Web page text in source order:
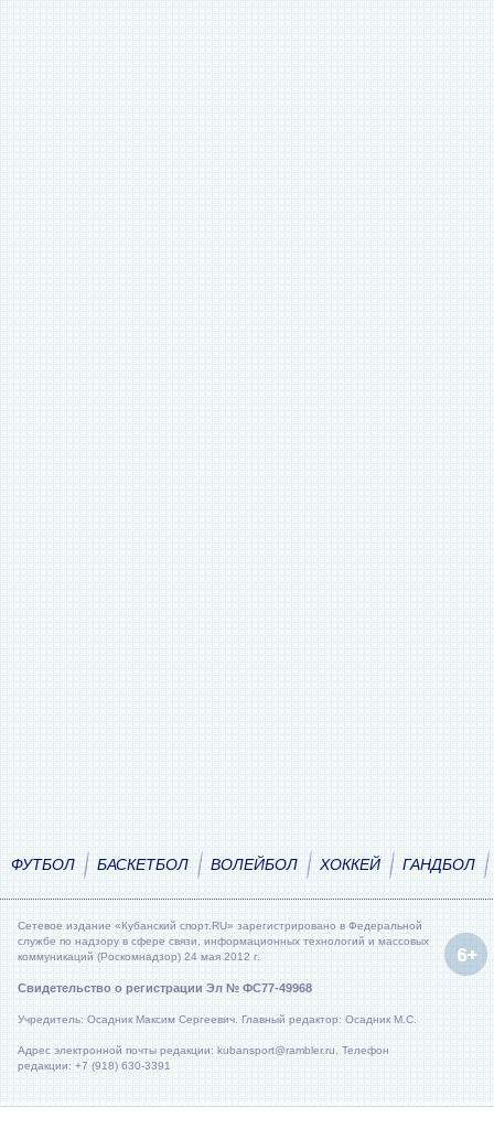
ФУТБОЛ БАСКЕТБОЛ ВОЛЕЙБОЛ ХОККЕЙ ГАНДБОЛ
Сетевое издание «Кубанский спорт.RU» зарегистрировано в Федеральной
службе по надзору в сфере связи, информационных технологий и массовых
коммуникаций (Роскомнадзор) 24 мая 2012 г.
Свидетельство о регистрации Эл № ФС77-49968
Учредитель: Осадник Максим Сергеевич. Главный редактор: Осадник М.С.
Адрес электронной почты редакции: kubansport@rambler.ru. Телефон
редакции: +7 (918) 630-3391